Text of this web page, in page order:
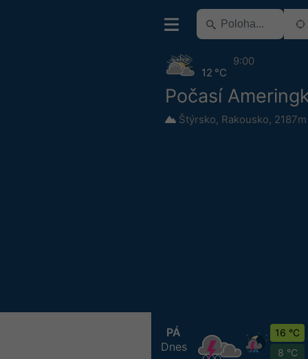
Počasí
Štýrsko, Rakousko,
12 °C
9:00
PÁ
Dnes
16 °C
8 °C